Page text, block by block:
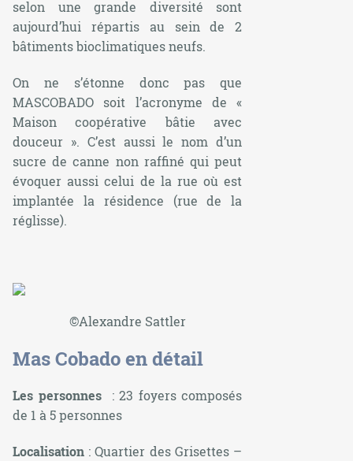
selon une grande diversité sont
aujourd’hui répartis au sein de 2
bâtiments bioclimatiques neufs.
On ne s’étonne donc pas que
MASCOBADO soit l’acronyme de «
Maison coopérative bâtie avec
douceur ». C’est aussi le nom d’un
sucre de canne non raffiné qui peut
évoquer aussi celui de la rue où est
implantée la résidence (rue de la
réglisse).
©Alexandre Sattler
Mas Cobado en détail
Les personnes: 23 foyers composés
de 1 à 5 personnes
Localisation : Quartier des Grisettes –